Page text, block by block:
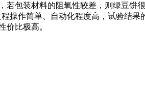
包装材料的阻氧性较差，则绿豆饼
作简单、自动化程度高，试验结
价比极高。